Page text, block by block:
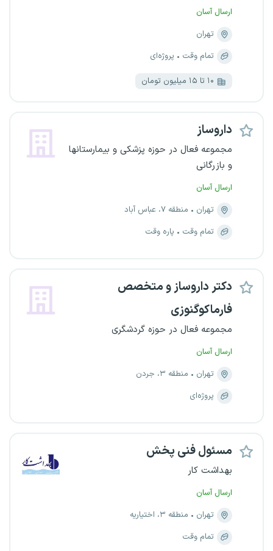
ارسال آسان
تهران
تمام وقت
پروژه‌ای
۱۰ تا ۱۵ میلیون تومان
داروساز
مجموعه فعال در حوزه پزشکی و بیمارستانها
و بازرگانی
ارسال آسان
تهران
منطقه ۷، عباس آباد
تمام وقت
پاره وقت
دکتر دار‌وساز و متخصص
فارماکوگنوزی
مجموعه فعال در حوزه گردشگری
ارسال آسان
تهران
منطقه ۳، جردن
پروژه‌ای
مسئول فنی پخش
بهداشت کار
ارسال آسان
تهران
منطقه ۳، اختیاریه
تمام وقت